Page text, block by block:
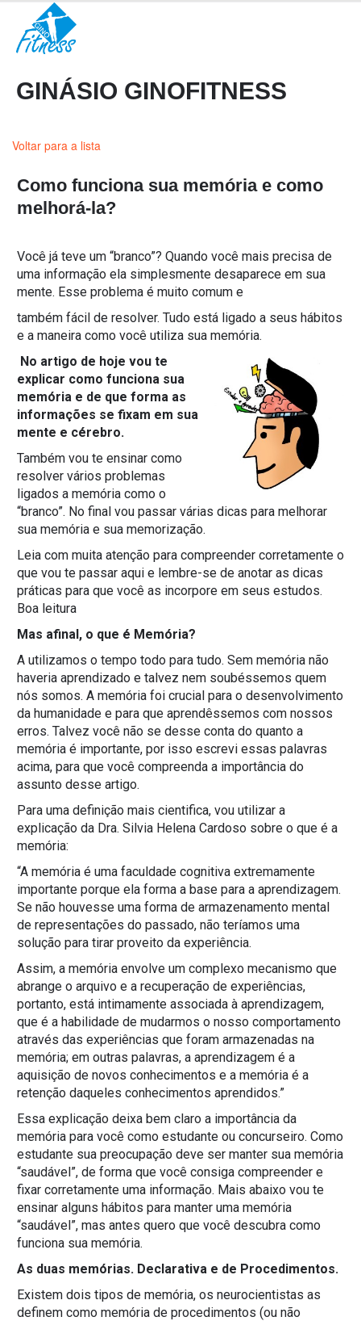
GINÁSIO GINOFITNESS
Voltar para a lista
Como funciona sua memória e como
melhorá-la?
Você já teve um “branco”? Quando você mais precisa de
uma informação ela simplesmente desaparece em sua
mente. Esse problema é muito comum e
também fácil de resolver. Tudo está ligado a seus hábitos
e a maneira como você utiliza sua memória.
No artigo de hoje vou te
explicar como funciona sua
memória e de que forma as
informações se fixam em sua
mente e cérebro.
Também vou te ensinar como
resolver vários problemas
ligados a memória como o
“branco”. No final vou passar várias dicas para melhorar
sua memória e sua memorização.
Leia com muita atenção para compreender corretamente o
que vou te passar aqui e lembre-se de anotar as dicas
práticas para que você as incorpore em seus estudos.
Boa leitura
Mas afinal, o que é Memória?
A utilizamos o tempo todo para tudo. Sem memória não
haveria aprendizado e talvez nem soubéssemos quem
nós somos. A memória foi crucial para o desenvolvimento
da humanidade e para que aprendêssemos com nossos
erros. Talvez você não se desse conta do quanto a
memória é importante, por isso escrevi essas palavras
acima, para que você compreenda a importância do
assunto desse artigo.
Para uma definição mais cientifica, vou utilizar a
explicação da Dra. Silvia Helena Cardoso sobre o que é a
memória:
“A memória é uma faculdade cognitiva extremamente
importante porque ela forma a base para a aprendizagem.
Se não houvesse uma forma de armazenamento mental
de representações do passado, não teríamos uma
solução para tirar proveito da experiência.
Assim, a memória envolve um complexo mecanismo que
abrange o arquivo e a recuperação de experiências,
portanto, está intimamente associada à aprendizagem,
que é a habilidade de mudarmos o nosso comportamento
através das experiências que foram armazenadas na
memória; em outras palavras, a aprendizagem é a
aquisição de novos conhecimentos e a memória é a
retenção daqueles conhecimentos aprendidos.”
Essa explicação deixa bem claro a importância da
memória para você como estudante ou concurseiro. Como
estudante sua preocupação deve ser manter sua memória
“saudável”, de forma que você consiga compreender e
fixar corretamente uma informação. Mais abaixo vou te
ensinar alguns hábitos para manter uma memória
“saudável”, mas antes quero que você descubra como
funciona sua memória.
As duas memórias. Declarativa e de Procedimentos.
Existem dois tipos de memória, os neurocientistas as
definem como memória de procedimentos (ou não